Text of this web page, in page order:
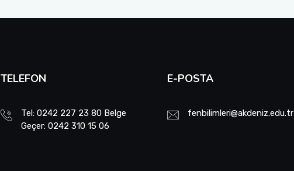
TELEFON
Tel: 0242 227 23 80 Belge
Geçer: 0242 310 15 06
E-POSTA
fenbilimleri@akdeniz.edu.tr